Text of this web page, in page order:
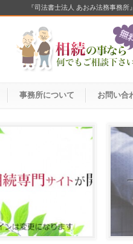
『司法書士法人 あおみ法務事務
事務所について お問い合